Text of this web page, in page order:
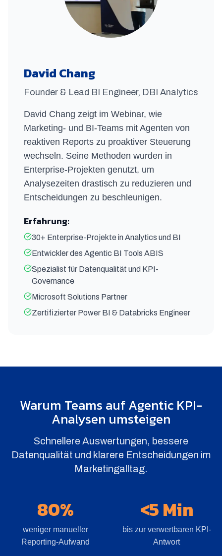
David Chang
Founder & Lead BI Engineer, DBI Analytics
David Chang zeigt im Webinar, wie
Marketing- und BI-Teams mit Agenten von
reaktiven Reports zu proaktiver Steuerung
wechseln. Seine Methoden wurden in
Enterprise-Projekten genutzt, um
Analysezeiten drastisch zu reduzieren und
Entscheidungen zu beschleunigen.
Erfahrung:
30+ Enterprise-Projekte in Analytics und BI
Entwickler des Agentic BI Tools ABIS
Spezialist für Datenqualität und KPI-
Governance
Microsoft Solutions Partner
Zertifizierter Power BI & Databricks Engineer
Warum Teams auf Agentic KPI-
Analysen umsteigen
Schnellere Auswertungen, bessere
Datenqualität und klarere Entscheidungen im
Marketingalltag.
80%
weniger manueller
Reporting-Aufwand
<5 Min
bis zur verwertbaren KPI-
Antwort